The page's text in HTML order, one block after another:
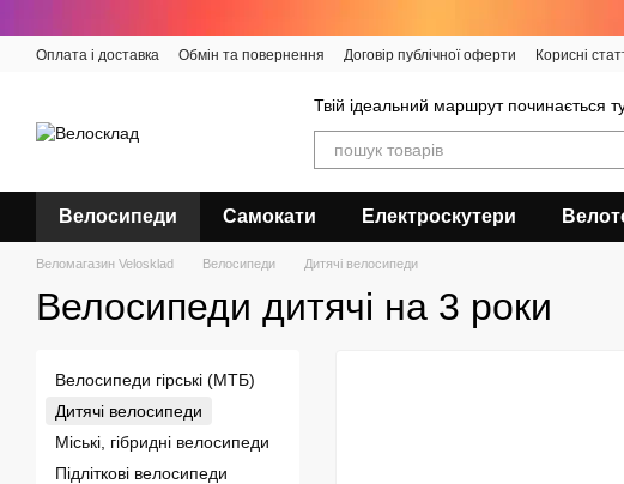
Оплата і доставка Обмін та повернення Договір публічної оферти Корисні
Твій ідеальний маршрут починається
Велосипеди Самокати Електроскутери
Веломагазин Velosklad Велосипеди Дитячі велосипеди
Велосипеди дитячі на 3 роки
Велосипеди гірські (МТБ)
Дитячі велосипеди
Міські, гібридні велосипеди
Підліткові велосипеди